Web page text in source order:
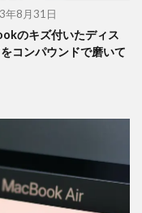
年8月31日
のキズ付いたディス
コンパウンドで磨いて